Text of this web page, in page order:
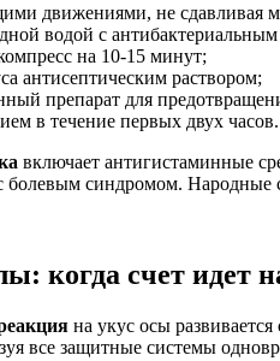
движениями, не сдавливая
водой с
на 10-15 минут;
антисептическим раствором;
препарат для
в течение первых двух часов.
включает антигистаминные
болевым синдромом. Народные
когда счет идет
на укус осы
все защитные системы